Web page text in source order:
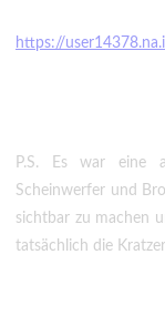
https://
P.S. Es war eine
Scheinwerfer und
sichtbar zu machen
tatsächlich die